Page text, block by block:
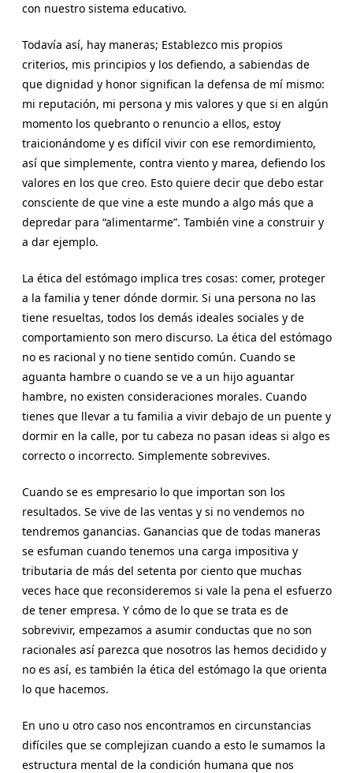
con nuestro sistema educativo.
Todavía así, hay maneras; Establezco mis propios
criterios, mis principios y los defiendo, a sabiendas de
que dignidad y honor significan la defensa de mí mismo:
mi reputación, mi persona y mis valores y que si en algún
momento los quebranto o renuncio a ellos, estoy
traicionándome y es difícil vivir con ese remordimiento,
así que simplemente, contra viento y marea, defiendo los
valores en los que creo. Esto quiere decir que debo estar
consciente de que vine a este mundo a algo más que a
depredar para “alimentarme”. También vine a construir y
a dar ejemplo.
La ética del estómago implica tres cosas: comer, proteger
a la familia y tener dónde dormir. Si una persona no las
tiene resueltas, todos los demás ideales sociales y de
comportamiento son mero discurso. La ética del estómago
no es racional y no tiene sentido común. Cuando se
aguanta hambre o cuando se ve a un hijo aguantar
hambre, no existen consideraciones morales. Cuando
tienes que llevar a tu familia a vivir debajo de un puente y
dormir en la calle, por tu cabeza no pasan ideas si algo es
correcto o incorrecto. Simplemente sobrevives.
Cuando se es empresario lo que importan son los
resultados. Se vive de las ventas y si no vendemos no
tendremos ganancias. Ganancias que de todas maneras
se esfuman cuando tenemos una carga impositiva y
tributaria de más del setenta por ciento que muchas
veces hace que reconsideremos si vale la pena el esfuerzo
de tener empresa. Y cómo de lo que se trata es de
sobrevivir, empezamos a asumir conductas que no son
racionales así parezca que nosotros las hemos decidido y
no es así, es también la ética del estómago la que orienta
lo que hacemos.
En uno u otro caso nos encontramos en circunstancias
difíciles que se complejizan cuando a esto le sumamos la
estructura mental de la condición humana que nos